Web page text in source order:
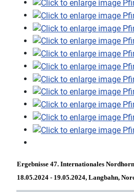
Ergebnisse 47. Internationales
18.05.2024 - 19.05.2024, Langbahn,